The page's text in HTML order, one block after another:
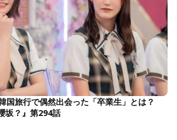
国旅行で偶然出会った「卒業生」とは？
坂？』第294話